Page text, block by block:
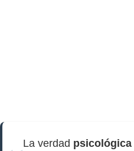
La verdad psicológica